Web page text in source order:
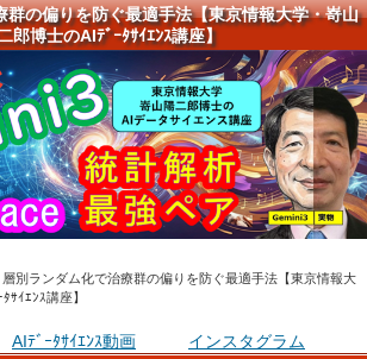
群の偏りを防ぐ最適手法【東京情報大学・嵜山
郎博士のAIﾃﾞｰﾀｻｲｴﾝｽ講座】
層別ランダム化で治療群の偏りを防ぐ最適手法【東京情報大
ｻｲｴﾝｽ講座】
AIﾃﾞｰﾀｻｲｴﾝｽ動画 インスタグラム